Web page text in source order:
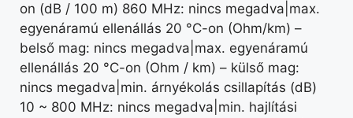
on (dB / 100 m) 860 MHz: nincs megadva|max.
egyenáramú ellenállás 20 °C-on (Ohm/km) –
belső mag: nincs megadva|max. egyenáramú
ellenállás 20 °C-on (Ohm / km) – külső mag:
nincs megadva|min. árnyékolás csillapítás (dB)
10 ~ 800 MHz: nincs megadva|min. hajlítási